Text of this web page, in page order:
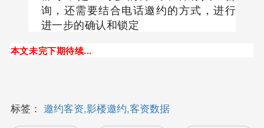
询，还需要结合电话邀约的方式，进行
进一步的确认和锁定
本文未完下期待续...
标签： 邀约客资,影楼邀约,客资数据